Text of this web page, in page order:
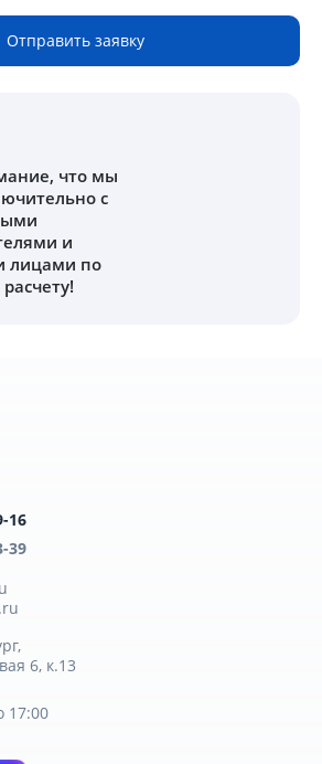
Отправить заявку
, что мы
с
и
лицами по
16
39
6, к.13
17:00